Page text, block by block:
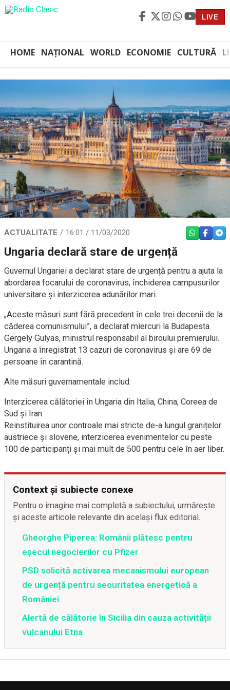
LIVE
HOME NAȚIONAL WORLD ECONOMIE CULTURĂ
ACTUALITATE 16:01 / 11/03/2020 WHATSAPP
Ungaria declară stare de urgență
Guvernul Ungariei a declarat stare de urgență pentru a ajuta la
abordarea focarului de coronavirus, închiderea campusurilor
universitare și interzicerea adunărilor mari.
„Aceste măsuri sunt fără precedent în cele trei decenii de la
căderea comunismului”, a declarat miercuri la Budapesta
Gergely Gulyas, ministrul responsabil al biroului premierului.
Ungaria a înregistrat 13 cazuri de coronavirus și are 69 de
persoane în carantină.
Alte măsuri guvernamentale includ:
Interzicerea călătoriei în Ungaria din Italia, China, Coreea de
Sud și Iran
Reinstituirea unor controale mai stricte de-a lungul granițelor
austriece și slovene, interzicerea evenimentelor cu peste
100 de participanți și mai mult de 500 pentru cele în aer liber.
Context și subiecte conexe
Pentru o imagine mai completă a subiectului, urmărește
și aceste articole relevante din același flux editorial.
Gheorghe Piperea: Românii plătesc pentru
eșecul negocierilor cu Pfizer
PSD solicită activarea mecanismului european
de urgență pentru securitatea energetică a
României
Alertă de călătorie în Sicilia din cauza activității
vulcanului Etna